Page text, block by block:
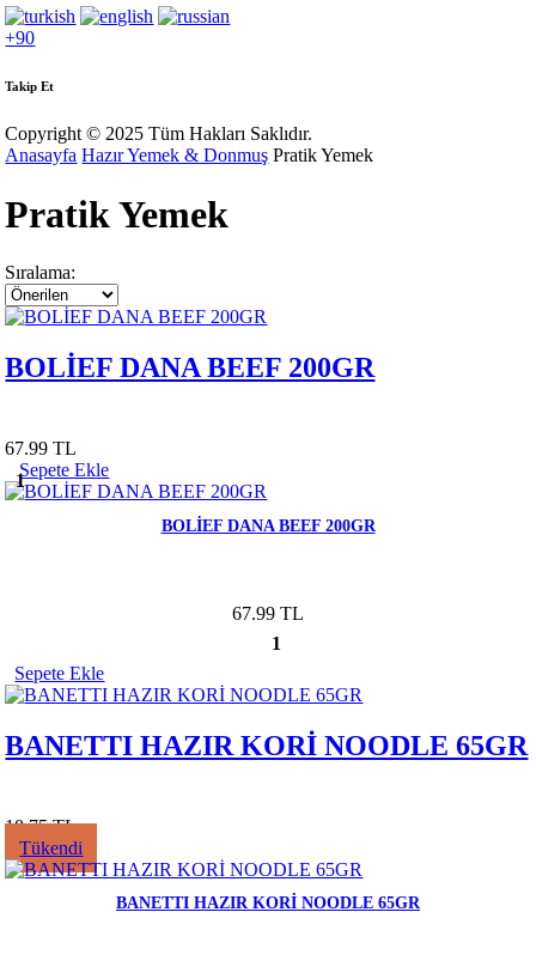
+90
Takip Et
Copyright © 2025 Tüm Hakları Saklıdır.
Anasayfa Hazır Yemek & Donmuş Pratik Yemek
Pratik Yemek
Sıralama:
BOLİEF DANA BEEF 200GR
67.99 TL
1
Sepete Ekle
BOLİEF DANA BEEF 200GR
67.99 TL
1
Sepete Ekle
BANETTI HAZIR KORİ NOODLE 65GR
18.75 TL
Tükendi
BANETTI HAZIR KORİ NOODLE 65GR